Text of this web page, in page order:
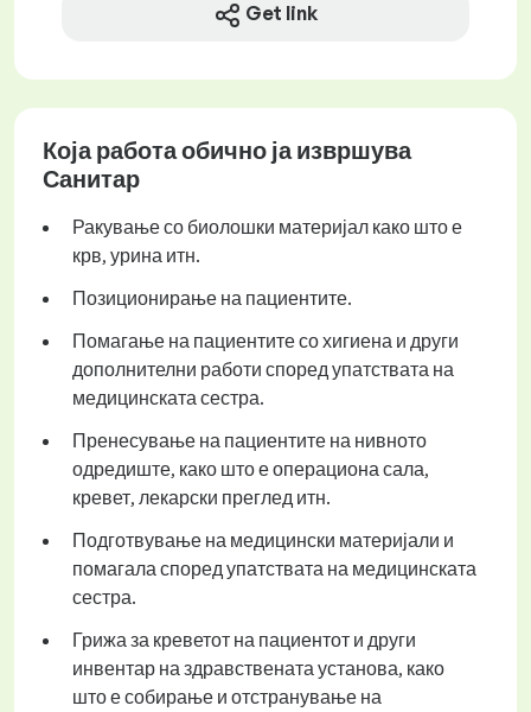
Get link
Која работа обично ја извршува
Санитар
Ракување со биолошки материјал како што е
крв, урина итн.
Позиционирање на пациентите.
Помагање на пациентите со хигиена и други
дополнителни работи според упатствата на
медицинската сестра.
Пренесување на пациентите на нивното
одредиште, како што е операциона сала,
кревет, лекарски преглед итн.
Подготвување на медицински материјали и
помагала според упатствата на медицинската
сестра.
Грижа за креветот на пациентот и други
инвентар на здравствената установа, како
што е собирање и отстранување на